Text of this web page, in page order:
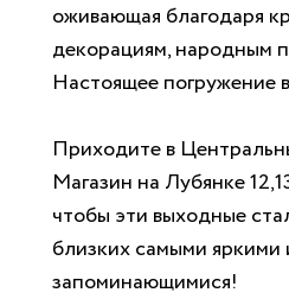
оживающая благодаря
декорациям, народным
Настоящее погружение
Приходите в
Магазин на Лубянке
чтобы эти выходные
близких самыми яркими
запоминающимися!